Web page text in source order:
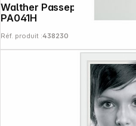
Walther Passepartout 30x40 Format ph. 20x30 chamois
PA041H
Réf. produit :438230